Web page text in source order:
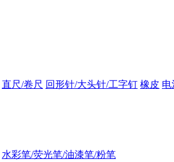
直尺/卷尺 回形针/大头针/工字钉 橡皮 电
水彩笔/荧光笔/油漆笔/粉笔